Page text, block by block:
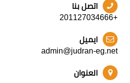
اتصل بنا
+201127034666
ايميل
admin@judran-eg.net
العنوان